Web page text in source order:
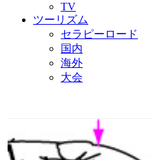
TV
ツーリズム
セラピーロード
国内
海外
大会